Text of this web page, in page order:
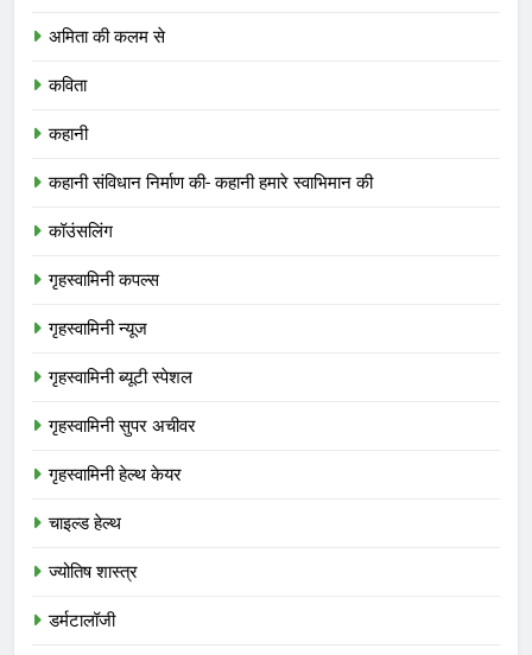
अमिता की कलम से
कविता
कहानी
कहानी संविधान निर्माण की- कहानी हमारे स्वाभिमान की
कॉउंसलिंग
गृहस्वामिनी कपल्स
गृहस्वामिनी न्यूज
गृहस्वामिनी ब्यूटी स्पेशल
गृहस्वामिनी सुपर अचीवर
गृहस्वामिनी हेल्थ केयर
चाइल्ड हेल्थ
ज्योतिष शास्त्र
डर्मटालॉजी